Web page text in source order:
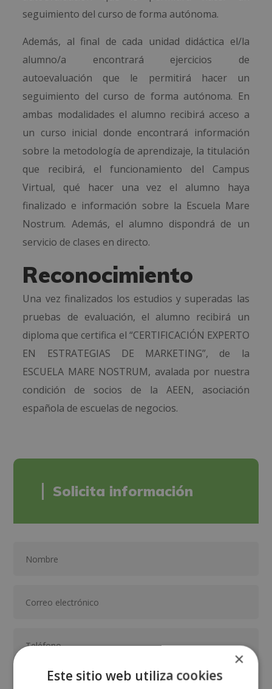
seguimiento del curso de forma autónoma.
Además, al final de cada unidad didáctica el/la
alumno/a encontrará ejercicios de
autoevaluación que le permitirá hacer un
seguimiento del curso de forma autónoma. En
ambas modalidades el alumno recibirá acceso a
un curso inicial donde encontrará información
sobre la metodología de aprendizaje, la titulación
que recibirá, el funcionamiento del Campus
Virtual, qué hacer una vez el alumno haya
finalizado e información sobre la Escuela Mare
Nostrum. Además, el alumno dispondrá de un
servicio de clases en directo.
Reconocimiento
Una vez finalizados los estudios y superadas las
pruebas de evaluación, el alumno recibirá un
diploma que certifica el “CERTIFICACIÓN EXPERTO
EN ESTRATEGIAS DE MARKETING”, de la
ESCUELA MARE NOSTRUM, avalada por nuestra
condición de socios de la AEEN, asociación
española de escuelas de negocios.
Solicita información
×
Este sitio web utiliza cookies